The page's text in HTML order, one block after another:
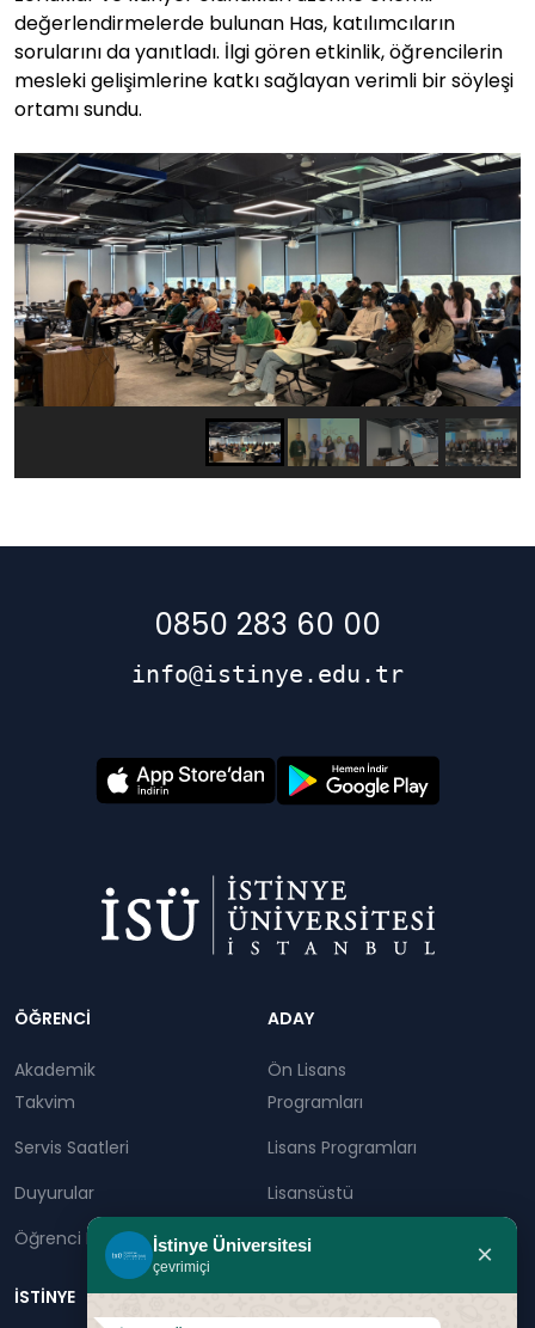
değerlendirmelerde bulunan Has, katılımcıların
sorularını da yanıtladı. İlgi gören etkinlik, öğrencilerin
mesleki gelişimlerine katkı sağlayan verimli bir söyleşi
ortamı sundu.
0850 283 60 00
info@istinye.edu.tr
ÖĞRENCİ
Akademik
Takvim
Servis Saatleri
Duyurular
Öğrenci Bilgi Sistemi
ADAY
Ön Lisans
Programları
Lisans Programları
Lisansüstü
Sürekli Eğitim Merkezi
İSTİNYE
İstinye Üniversitesi
çevrimiçi ×